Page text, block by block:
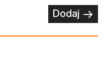
Dodaj